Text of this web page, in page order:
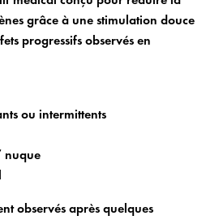
grâce à une stimulation douce
progressifs observés en
ou intermittents
nuque
observés après quelques